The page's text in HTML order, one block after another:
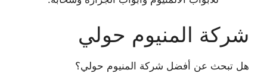
شركة المنيوم حولي
هل تبحث عن أفضل شركة المنيوم حولي؟